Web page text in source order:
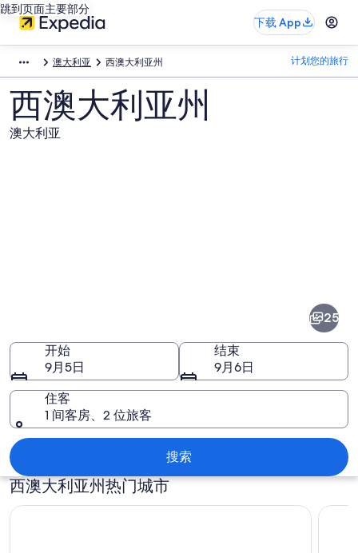
跳到页面主要部分
下载 App
澳大利亚 西澳大利亚州 计划您的旅行
西澳大利亚州
澳大利亚
州
片
25
开始
9月5日
结束
9月6日
住客
1 间客房、2 位旅客
搜索
西澳大利亚州热门城市